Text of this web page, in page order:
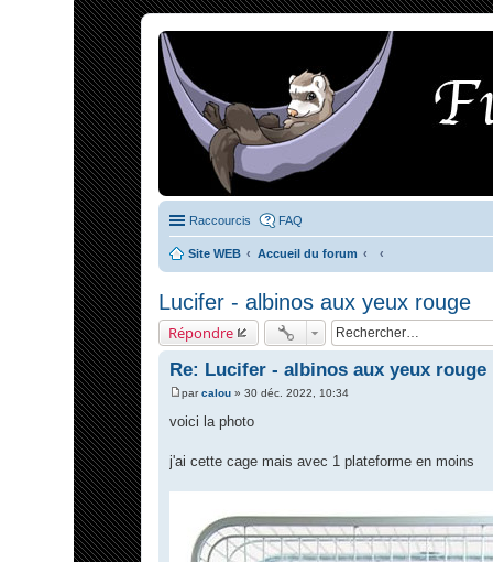
Raccourcis FAQ
Site WEB Accueil du forum
Lucifer - albinos aux yeux rouge
Répondre
Re: Lucifer - albinos aux yeux rouge
M
e
s
a
g
parcalou» 30 déc. 2022, 10:34
voici la photo
j'ai cette cage mais avec 1 plateforme en moins